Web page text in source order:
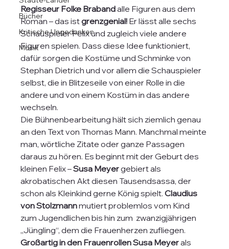
Bücher
Kritische Ungedanken
Musik
Regisseur Folke Braband alle Figuren aus dem
Roman – das ist grenzgenial! Er lässt alle sechs
Schauspieler Felix und zugleich viele andere
Figuren spielen. Dass diese Idee funktioniert,
dafür sorgen die Kostüme und Schminke von
Stephan Dietrich und vor allem die Schauspieler
selbst, die in Blitzeseile von einer Rolle in die
andere und von einem Kostüm in das andere
wechseln.
Die Bühnenbearbeitung hält sich ziemlich genau
an den Text von Thomas Mann. Manchmal meinte
man, wörtliche Zitate oder ganze Passagen
daraus zu hören. Es beginnt mit der Geburt des
kleinen Felix – Susa Meyer gebiert als
akrobatischen Akt diesen Tausendsassa, der
schon als Kleinkind gerne König spielt. Claudius
von Stolzmann mutiert problemlos vom Kind
zum Jugendlichen bis hin zum  zwanzigjährigen
„Jüngling“, dem die Frauenherzen zufliegen.
Großartig in den Frauenrollen Susa Meyer als